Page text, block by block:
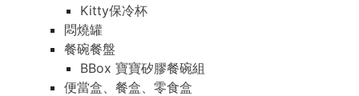
Kitty保冷杯
悶燒罐
餐碗餐盤
BBox 寶寶矽膠餐碗組
便當盒、餐盒、零食盒